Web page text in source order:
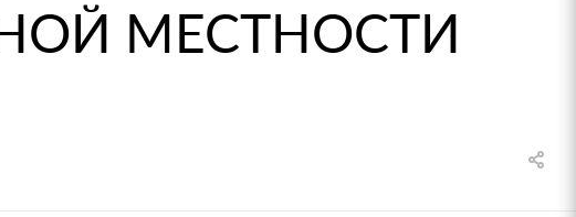
МЕСТНОСТИ